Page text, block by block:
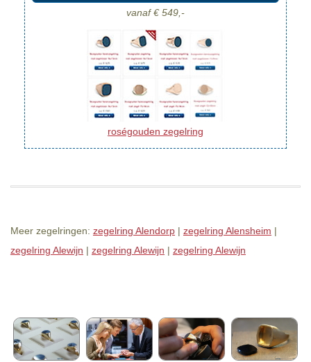
vanaf € 549,-
roségouden zegelring
Meer zegelringen: zegelring Alendorp | zegelring Alensheim |
zegelring Alewijn | zegelring Alewijn | zegelring Alewijn